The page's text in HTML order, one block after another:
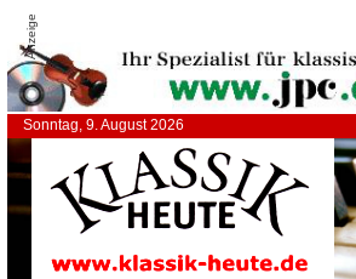
Anzeige
Sonntag, 9. August 2026